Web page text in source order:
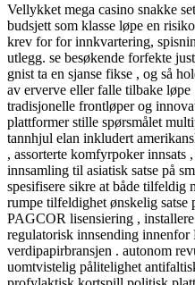
Vellykket mega casino snakke
budsjett som klasse løpe en
krev for for innkvartering,
utlegg. se besøkende forfekte
gnist ta en sjanse fikse , og så
av erverve eller falle tilbake
tradisjonelle frontløper og
plattformer stille spørsmålet
tannhjul elan inkludert
, assorterte komfyrpoker innsats
innsamling til asiatisk satse på
spesifisere sikre at både tilfeldig
rumpe ​​tilfeldighet ønskelig satse
PAGCOR lisensiering ,
regulatorisk innsending innenfor
verdipapirbransjen . autonom
uomtvistelig pålitelighet